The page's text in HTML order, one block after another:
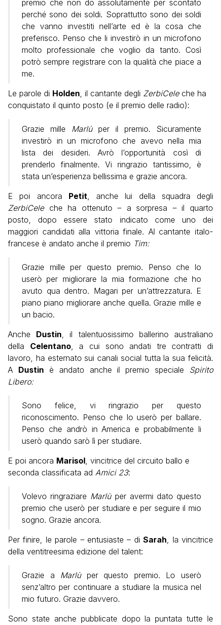
premio che non do assolutamente per scontato
perché sono dei soldi. Soprattutto sono dei soldi
che vanno investiti nell’arte ed è la cosa che
preferisco. Penso che li investirò in un microfono
molto professionale che voglio da tanto. Così
potrò sempre registrare con la qualità che piace a
me.
Le parole di Holden, il cantante degli ZerbiCeleche ha
conquistato il quinto posto (e il premio delle radio):
Grazie mille Marlùper il premio. Sicuramente
investirò in un microfono che avevo nella mia
lista dei desideri. Avrò l’opportunità così di
prenderlo finalmente. Vi ringrazio tantissimo, è
stata un’esperienza bellissima e grazie ancora.
E poi ancora Petit, anche lui della squadra degli
ZerbiCeleche ha ottenuto – a sorpresa – il quarto
posto, dopo essere stato indicato come uno dei
maggiori candidati alla vittoria finale. Al cantante italo-
francese è andato anche il premio Tim:
Grazie mille per questo premio. Penso che lo
userò per migliorare la mia formazione che ho
avuto qua dentro. Magari per un’attrezzatura. E
piano piano migliorare anche quella. Grazie mille e
un bacio.
Anche Dustin, il talentuosissimo ballerino australiano
della Celentano, a cui sono andati tre contratti di
lavoro, ha esternato sui canali social tutta la sua felicità.
A Dustin è andato anche il premio speciale Spirito
Libero:
Sono felice, vi ringrazio per questo
riconoscimento. Penso che lo userò per ballare.
Penso che andrò in America e probabilmente li
userò quando sarò lì per studiare.
E poi ancora Marisol, vincitrice del circuito ballo e
seconda classificata ad Amici 23:
Volevo ringraziare Marlùper avermi dato questo
premio che userò per studiare e per seguire il mio
sogno. Grazie ancora.
Per finire, le parole – entusiaste – diSarah, la vincitrice
della ventitreesima edizione del talent:
Grazie a Marlùper questo premio. Lo userò
senz’altro per continuare a studiare la musica nel
mio futuro. Grazie davvero.
Sono state anche pubblicate dopo la puntata tutte le